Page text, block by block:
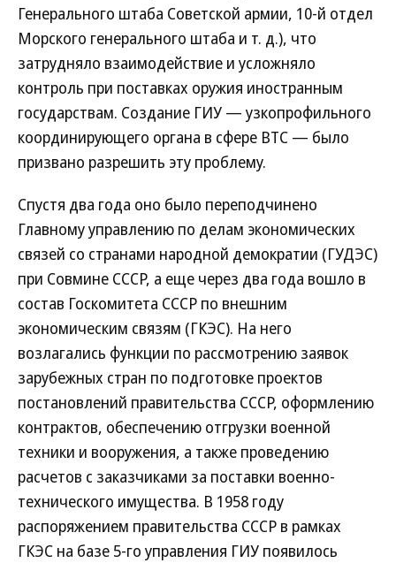
Генерального штаба Советской армии, 10-й отдел
Морского генерального штаба и т. д.), что
затрудняло взаимодействие и усложняло
контроль при поставках оружия иностранным
государствам. Создание ГИУ — узкопрофильного
координирующего органа в сфере ВТС — было
призвано разрешить эту проблему.
Спустя два года оно было переподчинено
Главному управлению по делам экономических
связей со странами народной демократии (ГУДЭС)
при Совмине СССР, а еще через два года вошло в
состав Госкомитета СССР по внешним
экономическим связям (ГКЭС). На него
возлагались функции по рассмотрению заявок
зарубежных стран по подготовке проектов
постановлений правительства СССР, оформлению
контрактов, обеспечению отгрузки военной
техники и вооружения, а также проведению
расчетов с заказчиками за поставки военно-
технического имущества. В 1958 году
распоряжением правительства СССР в рамках
ГКЭС на базе 5-го управления ГИУ появилось